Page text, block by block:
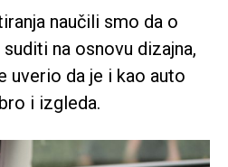
naučili smo da o
na osnovu dizajna,
uverio da je i kao auto
i izgleda.